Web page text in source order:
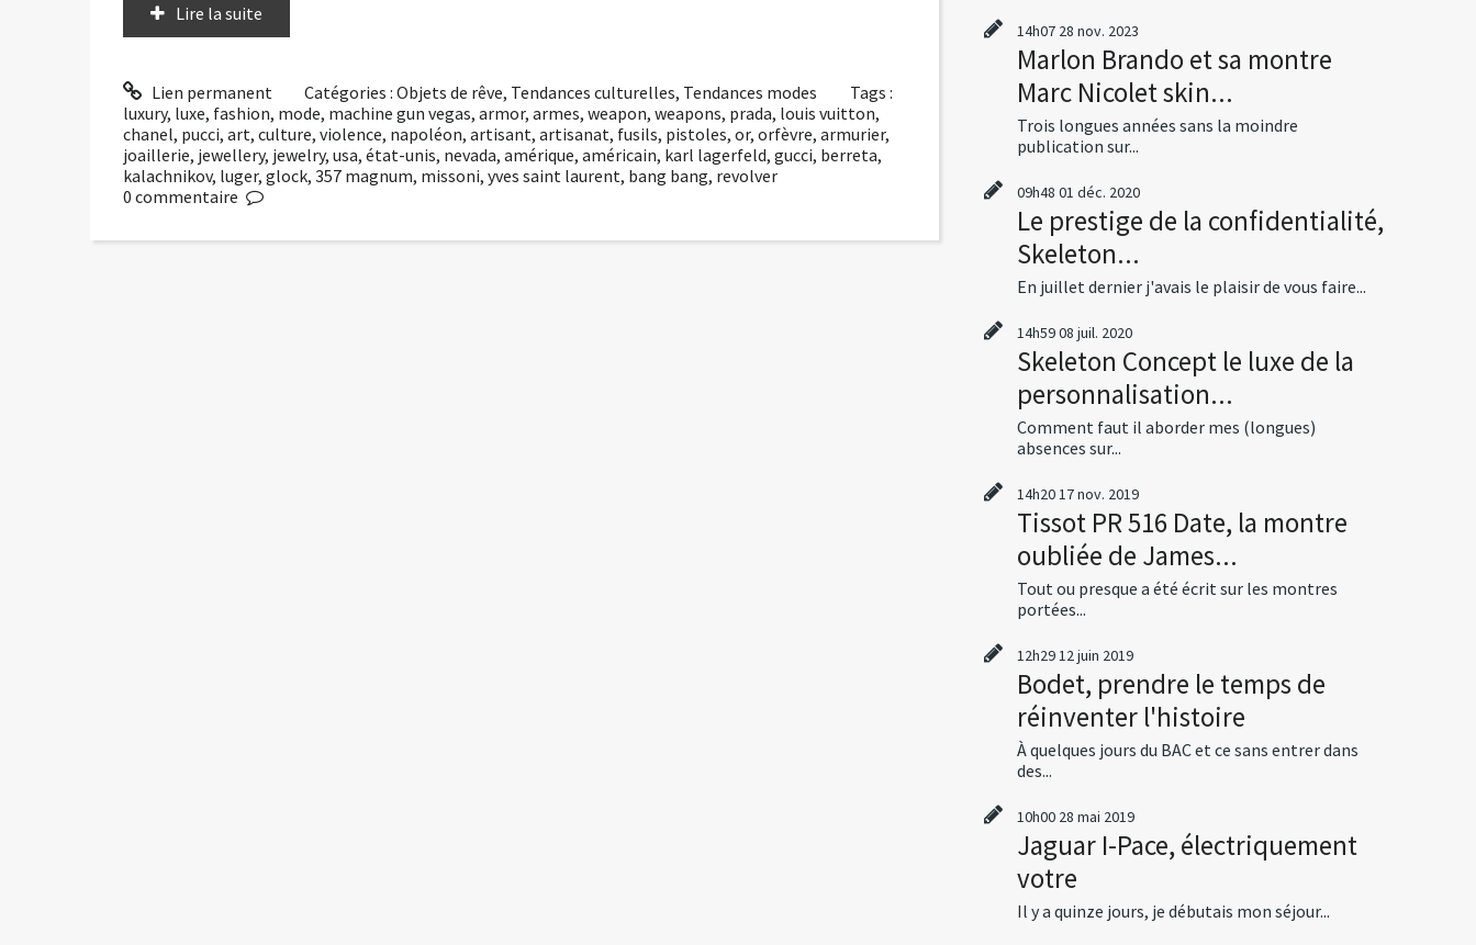
Lire la suite
Lien permanent Catégories :Objets de rêve, Tendances culturelles, Tendances modes
Tags :
luxury, luxe, fashion, mode, machine gun vegas, armor, armes, weapon, weapons, prada, louis vuitton,
chanel, pucci, art, culture, violence, napoléon, artisant, artisanat, fusils, pistoles, or, orfèvre, armurier,
joaillerie, jewellery, jewelry, usa, état-unis, nevada, amérique, américain, karl lagerfeld, gucci, berreta,
kalachnikov, luger, glock, 357 magnum, missoni, yves saint laurent, bang bang, revolver
0 commentaire
14h07 28 nov. 2023
Marlon Brando et sa montre
Marc Nicolet skin...
Trois longues années sans la moindre
publication sur...
09h48 01 déc. 2020
Le prestige de la confidentialité,
Skeleton...
En juillet dernier j'avais le plaisir de vous faire...
14h5908 juil. 2020
Skeleton Concept le luxe de la
personnalisation...
Comment faut il aborder mes (longues)
absences sur...
14h2017nov. 2019
Tissot PR 516 Date, la montre
oubliée de James...
Tout ou presque a été écrit sur les montres
portées...
12h2912juin 2019
Bodet, prendre le temps de
réinventer l'histoire
À quelques jours du BAC et ce sans entrer dans
des...
10h00 28 mai 2019
Jaguar I-Pace, électriquement
votre
Il y a quinze jours, je débutais mon séjour...